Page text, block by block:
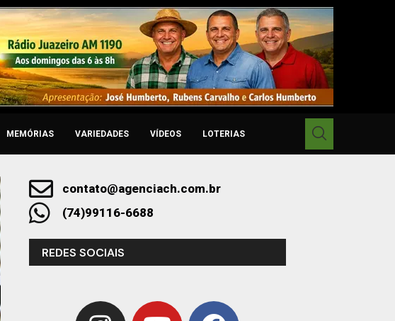
MEMÓRIAS VARIEDADES VÍDEOS LOTERIAS
contato@agenciach.com.br
(74)99116-6688
REDES SOCIAIS